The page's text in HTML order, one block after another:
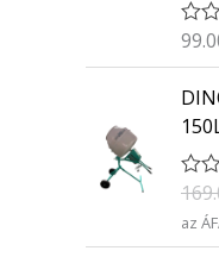
/
5
É
é
k
e
é
s
0
/
É
t
é
az